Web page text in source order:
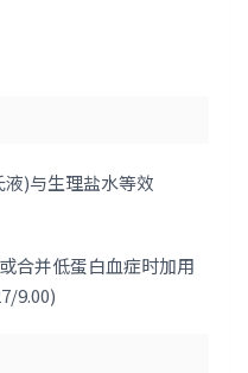
)与生理盐水等效
合并低蛋白血症时加用
9.00)